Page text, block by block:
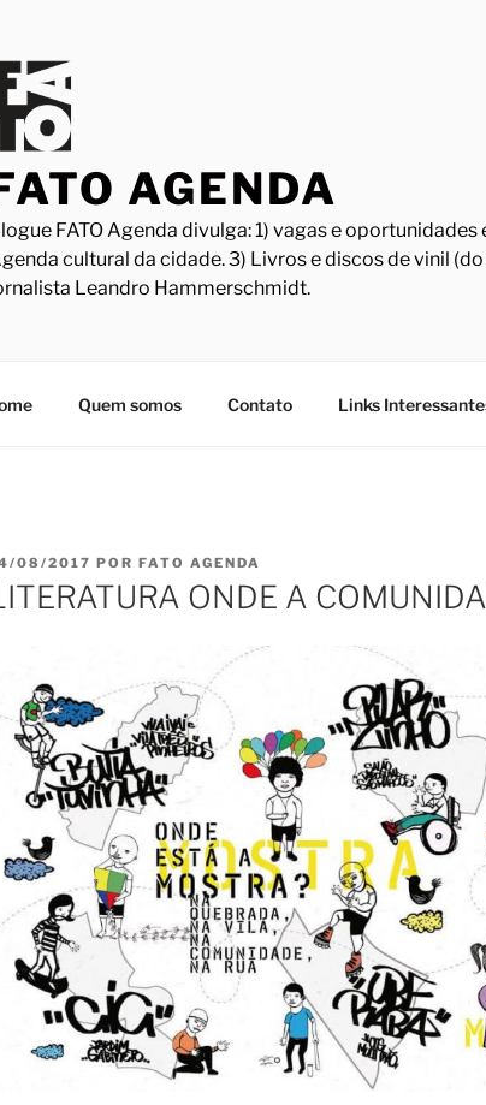
AGENDA
FATO Agenda divulga: 1) vagas e
cultural da cidade. 3) Livros e discos de vinil
Leandro Hammerschmidt.
Quem somos Contato Links
08/2017 POR FATO AGENDA
ONDE A